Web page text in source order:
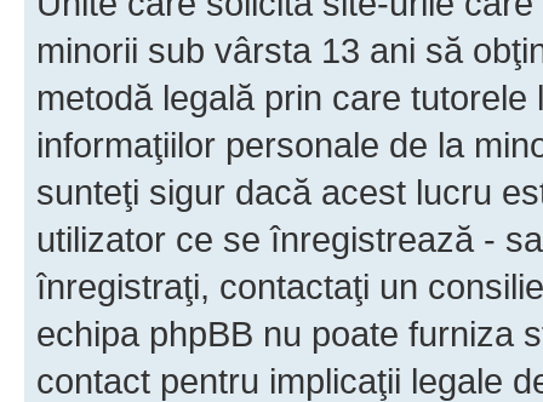
minorii sub vârsta 13 ani să
metodă legală prin care
informaţiilor personale de la
sunteţi sigur dacă acest lucru
utilizator ce se înregistrează -
înregistraţi, contactaţi un
echipa phpBB nu poate furniza
contact pentru implicaţii legale